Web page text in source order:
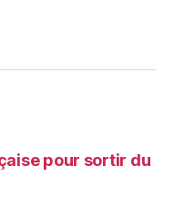
pour sortir du